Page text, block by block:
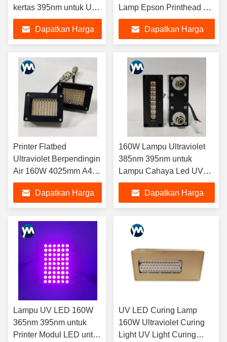
kertas 395nm untuk UV
Led Light Lampu lampu
UV led printer 3D
Dapatkan Harga
Lamp Epson Printhead UV
Ink Varnish Drying LED
Light
Dapatkan Harga
Printer Flatbed
Ultraviolet Berpendingin
Air 160W 4025mm A4
Lampu Led UV untuk
Pendingin Air Lampu
Pengeringan Uv Led
Dapatkan Harga
160W Lampu Ultraviolet
385nm 395nm untuk
Lampu Cahaya Led UV
Flatbed Air Cooling UV
Led Curing System
Dapatkan Harga
Lampu UV LED 160W
365nm 395nm untuk
Printer Modul LED untuk
UV LED Curing Lamp
160W Ultraviolet Curing
Light UV Light Curing